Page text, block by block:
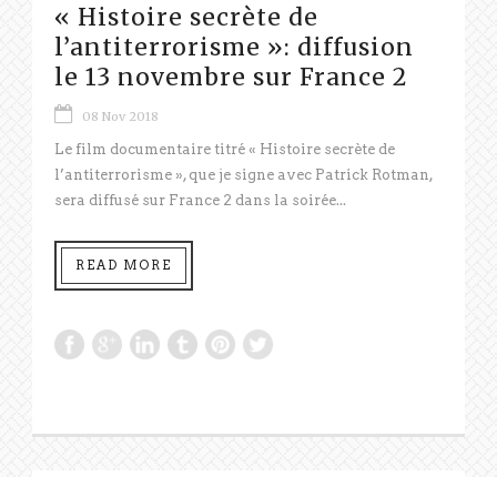
« Histoire secrète de
l’antiterrorisme »: diffusion
le 13 novembre sur France 2
08 Nov 2018
Le film documentaire titré « Histoire secrète de
l’antiterrorisme », que je signe avec Patrick Rotman,
sera diffusé sur France 2 dans la soirée...
READ MORE